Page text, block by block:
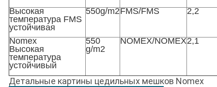
Высокая
температура FMS
устойчивая
550g/m2FMS/FMS 2,2
Nomex
Высокая
температура
устойчивый
550
g/m2
NOMEX/NOMEX2,1
Детальные картины цедильных мешков Nomex